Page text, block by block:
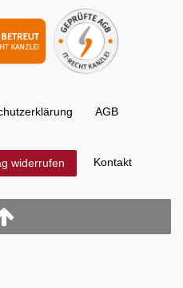
AGB
widerrufen Kontakt